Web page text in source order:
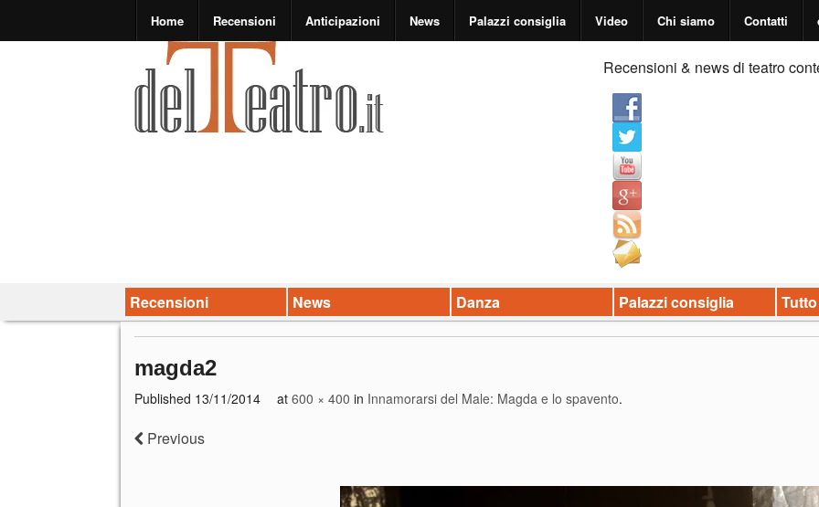
Home Recensioni Anticipazioni News Palazzi consiglia Video Chi siamo Contatti
Recensioni & news di teatro
Recensioni News Danza Palazzi consiglia
magda2
Published 13/11/2014 at 600 × 400 in Innamorarsi del Male: Magda e lo spavento.
Previous